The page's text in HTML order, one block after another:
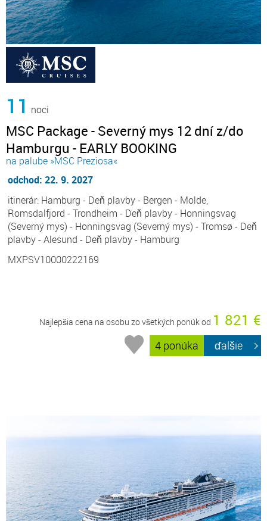
11 noci
MSC Package - Severný mys 12 dní z/do
Hamburgu - EARLY BOOKING
na palube »MSC Preziosa«
odchod: 22. 9. 2027
itinerár: Hamburg - Deň plavby - Bergen - Molde,
Romsdalfjord - Trondheim - Deň plavby - Honningsvag
(Severný mys) - Honningsvag (Severný mys) - Tromsø - Deň
plavby - Alesund - Deň plavby - Hamburg
MXPSV10000222169
Najlepšia cena na osobu zo všetkých ponúk od 1 821 €
4 ponúka ďalšie